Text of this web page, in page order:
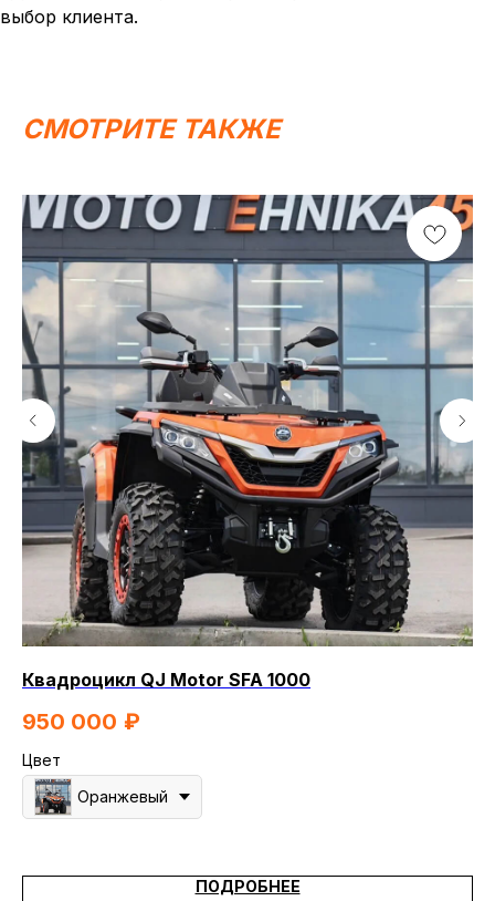
выбор клиента.
СМОТРИТЕ ТАКЖЕ
Квадроцикл QJ Motor SFA 1000
950 000 ₽
Цвет
Оранжевый
ПОДРОБНЕЕ
ИП Каканова Анна Константиновна
ИНН 450164920881
2026, МотоТехника45 Создание сайта